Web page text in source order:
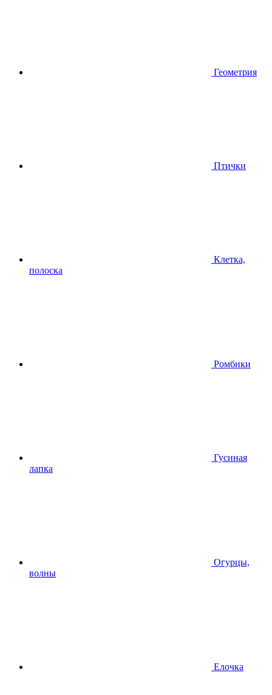
Геометрия
Птички
Клетка,
полоска
Ромбики
Гусиная
лапка
Огурцы,
волны
Елочка